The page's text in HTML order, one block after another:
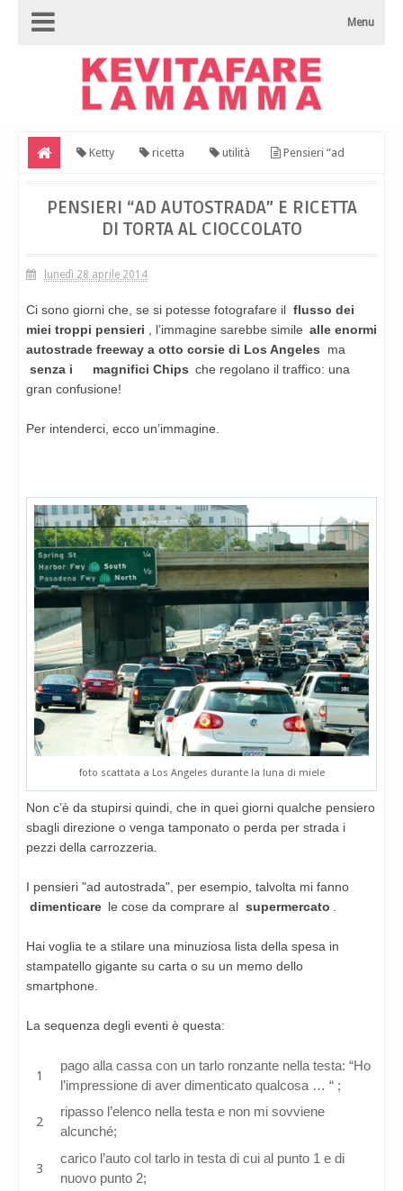
Menu
Ketty ricetta utilità Pensieri “ad
PENSIERI “AD AUTOSTRADA” E RICETTA
DI TORTA AL CIOCCOLATO
lunedì 28 aprile 2014
Ci sono giorni che, se si potesse fotografare il flusso dei
miei troppi pensieri
, l’immagine sarebbe simile alle enormi
autostrade freeway a otto corsie di Los Angeles
ma
senza i
magnifici Chips che regolano il traffico: una
gran confusione!
Per intenderci, ecco un’immagine.
foto scattata a Los Angeles durante la luna di miele
Non c’è da stupirsi quindi, che in quei giorni qualche pensiero
sbagli direzione o venga tamponato o perda per strada i
pezzi della carrozzeria.
I pensieri "ad autostrada", per esempio, talvolta mi fanno
dimenticare le cose da comprare al supermercato
Hai voglia te a stilare una minuziosa lista della spesa in
stampatello gigante su carta o su un memo dello
smartphone.
La sequenza degli eventi è questa:
pago alla cassa con un tarlo ronzante nella testa: “Ho
l’impressione di aver dimenticato qualcosa … “ ;
ripasso l’elenco nella testa e non mi sovviene
alcunché;
carico l’auto col tarlo in testa di cui al punto 1 e di
nuovo punto 2;